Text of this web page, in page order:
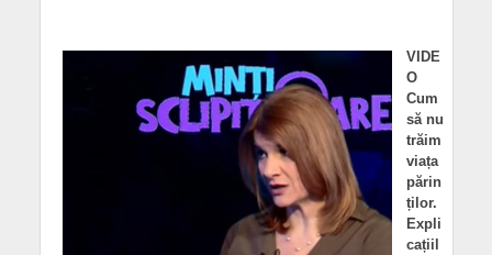
VIDE
O
Cum
să nu
trăim
viața
părin
ților.
Expli
cațiil